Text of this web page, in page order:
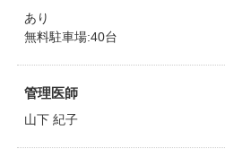
あり
無料駐車場:40台
管理医師
山下 紀子